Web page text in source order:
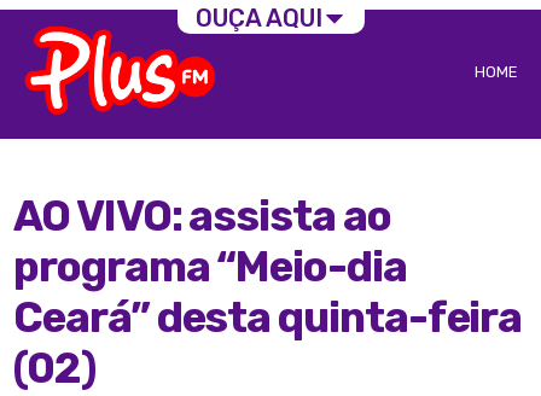
HOME
AO VIVO: assista ao
programa “Meio-dia
Ceará” desta quinta-feira
(02)
OUÇA AQUI